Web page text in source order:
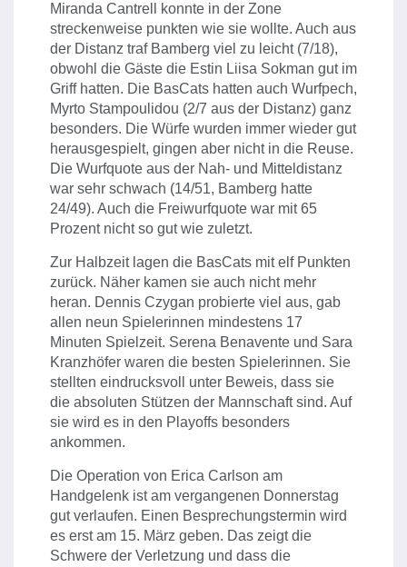
Miranda Cantrell konnte in der Zone
streckenweise punkten wie sie wollte. Auch aus
der Distanz traf Bamberg viel zu leicht (7/18),
obwohl die Gäste die Estin Liisa Sokman gut im
Griff hatten. Die BasCats hatten auch Wurfpech,
Myrto Stampoulidou (2/7 aus der Distanz) ganz
besonders. Die Würfe wurden immer wieder gut
herausgespielt, gingen aber nicht in die Reuse.
Die Wurfquote aus der Nah- und Mitteldistanz
war sehr schwach (14/51, Bamberg hatte
24/49). Auch die Freiwurfquote war mit 65
Prozent nicht so gut wie zuletzt.
Zur Halbzeit lagen die BasCats mit elf Punkten
zurück. Näher kamen sie auch nicht mehr
heran. Dennis Czygan probierte viel aus, gab
allen neun Spielerinnen mindestens 17
Minuten Spielzeit. Serena Benavente und Sara
Kranzhöfer waren die besten Spielerinnen. Sie
stellten eindrucksvoll unter Beweis, dass sie
die absoluten Stützen der Mannschaft sind. Auf
sie wird es in den Playoffs besonders
ankommen.
Die Operation von Erica Carlson am
Handgelenk ist am vergangenen Donnerstag
gut verlaufen. Einen Besprechungstermin wird
es erst am 15. März geben. Das zeigt die
Schwere der Verletzung und dass die